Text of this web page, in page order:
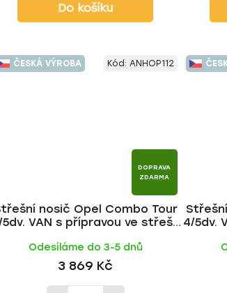
Do košíku
ČESKÁ VÝROBA
DOPRAVA
ZDARMA
nosič Opel Combo Tour
5dv. VAN s přípravou ve střeše
Odesíláme do 3-5 dnů
3 869 Kč
Kód: ANHOP112
4/5dv.